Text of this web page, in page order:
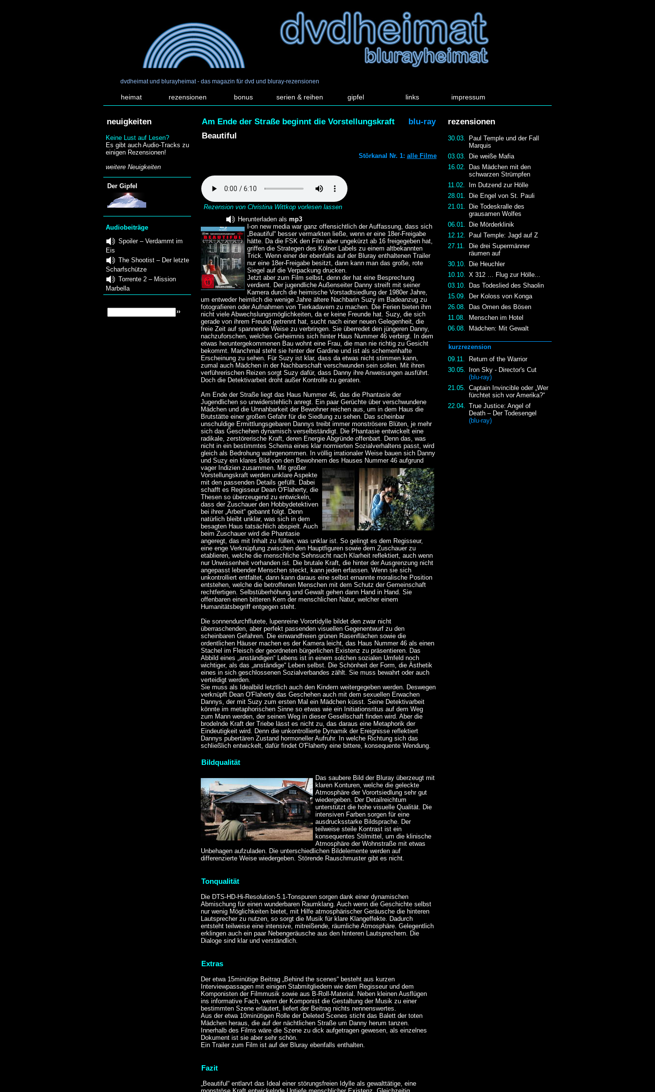
dvdheimat und blurayheimat - das magazin für dvd und bluray-rezensionen
heimat rezensionen bonus serien & reihen gipfel links impressum
neuigkeiten
Keine Lust auf Lesen?
Es gibt auch Audio-Tracks zu
einigen Rezensionen!
weitere Neuigkeiten
Der Gipfel
Audiobeiträge
Spoiler – Verdammt im
Eis
The Shootist – Der letzte
Scharfschütze
Torrente 2 – Mission
Marbella
rezensionen
30.03.
Paul Temple und der Fall
Marquis
03.03.
Die weiße Mafia
16.02.
Das Mädchen mit den
schwarzen Strümpfen
11.02.
Im Dutzend zur Hölle
28.01.
Die Engel von St. Pauli
21.01.
Die Todeskralle des
grausamen Wolfes
06.01.
Die Mörderklinik
12.12.
Paul Temple: Jagd auf Z
27.11.
Die drei Supermänner
räumen auf
30.10.
Die Heuchler
10.10.
X 312 … Flug zur Hölle...
03.10.
Das Todeslied des Shaolin
15.09.
Der Koloss von Konga
26.08.
Das Omen des Bösen
11.08.
Menschen im Hotel
06.08.
Mädchen: Mit Gewalt
kurzrezension
09.11.
Return of the Warrior
30.05.
Iron Sky - Director's Cut
(blu-ray)
21.05.
Captain Invincible oder „Wer
fürchtet sich vor Amerika?“
22.04.
True Justice: Angel of
Death – Der Todesengel
(blu-ray)
blu-ray
Am Ende der Straße beginnt die Vorstellungskraft
Beautiful
Störkanal Nr. 1: alle Filme
Rezension von Christina Wittkop vorlesen lassen
Herunterladen als mp3
I-on new media war ganz offensichtlich der Auffassung, dass sich
„Beautiful“ besser vermarkten ließe, wenn er eine 18er-Freigabe
hätte. Da die FSK den Film aber ungekürzt ab 16 freigegeben hat,
griffen die Strategen des Kölner Labels zu einem altbekannten
Trick. Wenn einer der ebenfalls auf der Bluray enthaltenen Trailer
nur eine 18er-Freigabe besitzt, dann kann man das große, rote
Siegel auf die Verpackung drucken.
Jetzt aber zum Film selbst, denn der hat eine Besprechung
verdient. Der jugendliche Außenseiter Danny streift mit seiner
Kamera durch die heimische Vorstadtsiedlung der 1980er Jahre,
um entweder heimlich die wenige Jahre ältere Nachbarin Suzy im Badeanzug zu
fotografieren oder Aufnahmen von Tierkadavern zu machen. Die Ferien bieten ihm
nicht viele Abwechslungsmöglichkeiten, da er keine Freunde hat. Suzy, die sich
gerade von ihrem Freund getrennt hat, sucht nach einer neuen Gelegenheit, die
freie Zeit auf spannende Weise zu verbringen. Sie überredet den jüngeren Danny,
nachzuforschen, welches Geheimnis sich hinter Haus Nummer 46 verbirgt. In dem
etwas heruntergekommenen Bau wohnt eine Frau, die man nie richtig zu Gesicht
bekommt. Manchmal steht sie hinter der Gardine und ist als schemenhafte
Erscheinung zu sehen. Für Suzy ist klar, dass da etwas nicht stimmen kann,
zumal auch Mädchen in der Nachbarschaft verschwunden sein sollen. Mit ihren
verführerischen Reizen sorgt Suzy dafür, dass Danny ihre Anweisungen ausführt.
Doch die Detektivarbeit droht außer Kontrolle zu geraten.
Am Ende der Straße liegt das Haus Nummer 46, das die Phantasie der
Jugendlichen so unwiderstehlich anregt. Ein paar Gerüchte über verschwundene
Mädchen und die Unnahbarkeit der Bewohner reichen aus, um in dem Haus die
Brutstätte einer großen Gefahr für die Siedlung zu sehen. Das scheinbar
unschuldige Ermittlungsgebaren Dannys treibt immer monströsere Blüten, je mehr
sich das Geschehen dynamisch verselbständigt. Die Phantasie entwickelt eine
radikale, zerstörerische Kraft, deren Energie Abgründe offenbart. Denn das, was
nicht in ein bestimmtes Schema eines klar normierten Sozialverhaltens passt, wird
gleich als Bedrohung wahrgenommen. In völlig irrationaler Weise bauen sich Danny
und Suzy ein klares Bild von den Bewohnern des Hauses Nummer 46 aufgrund
vager Indizien zusammen. Mit großer
Vorstellungskraft werden unklare Aspekte
mit den passenden Details gefüllt. Dabei
schafft es Regisseur Dean O'Flaherty, die
Thesen so überzeugend zu entwickeln,
dass der Zuschauer den Hobbydetektiven
bei ihrer „Arbeit“ gebannt folgt. Denn
natürlich bleibt unklar, was sich in dem
besagten Haus tatsächlich abspielt. Auch
beim Zuschauer wird die Phantasie
angeregt, das mit Inhalt zu füllen, was unklar ist. So gelingt es dem Regisseur,
eine enge Verknüpfung zwischen den Hauptfiguren sowie dem Zuschauer zu
etablieren, welche die menschliche Sehnsucht nach Klarheit reflektiert, auch wenn
nur Unwissenheit vorhanden ist. Die brutale Kraft, die hinter der Ausgrenzung nicht
angepasst lebender Menschen steckt, kann jeden erfassen. Wenn sie sich
unkontrolliert entfaltet, dann kann daraus eine selbst ernannte moralische Position
entstehen, welche die betroffenen Menschen mit dem Schutz der Gemeinschaft
rechtfertigen. Selbstüberhöhung und Gewalt gehen dann Hand in Hand. Sie
offenbaren einen bitteren Kern der menschlichen Natur, welcher einem
Humanitätsbegriff entgegen steht.
Die sonnendurchflutete, lupenreine Vorortidylle bildet den zwar nicht
überraschenden, aber perfekt passenden visuellen Gegenentwurf zu den
scheinbaren Gefahren. Die einwandfreien grünen Rasenflächen sowie die
ordentlichen Häuser machen es der Kamera leicht, das Haus Nummer 46 als einen
Stachel im Fleisch der geordneten bürgerlichen Existenz zu präsentieren. Das
Abbild eines „anständigen“ Lebens ist in einem solchen sozialen Umfeld noch
wichtiger, als das „anständige“ Leben selbst. Die Schönheit der Form, die Ästhetik
eines in sich geschlossenen Sozialverbandes zählt. Sie muss bewahrt oder auch
verteidigt werden.
Sie muss als Idealbild letztlich auch den Kindern weitergegeben werden. Deswegen
verknüpft Dean O'Flaherty das Geschehen auch mit dem sexuellen Erwachen
Dannys, der mit Suzy zum ersten Mal ein Mädchen küsst. Seine Detektivarbeit
könnte im metaphorischen Sinne so etwas wie ein Initiationsritus auf dem Weg
zum Mann werden, der seinen Weg in dieser Gesellschaft finden wird. Aber die
brodelnde Kraft der Triebe lässt es nicht zu, das daraus eine Metaphorik der
Eindeutigkeit wird. Denn die unkontrollierte Dynamik der Ereignisse reflektiert
Dannys pubertären Zustand hormoneller Aufruhr. In welche Richtung sich das
schließlich entwickelt, dafür findet O'Flaherty eine bittere, konsequente Wendung.
Bildqualität
Das saubere Bild der Bluray überzeugt mit
klaren Konturen, welche die geleckte
Atmosphäre der Vorortsiedlung sehr gut
wiedergeben. Der Detailreichtum
unterstützt die hohe visuelle Qualität. Die
intensiven Farben sorgen für eine
ausdrucksstarke Bildsprache. Der
teilweise steile Kontrast ist ein
konsequentes Stilmittel, um die klinische
Atmosphäre der Wohnstraße mit etwas
Unbehagen aufzuladen. Die unterschiedlichen Bildelemente werden auf
differenzierte Weise wiedergeben. Störende Rauschmuster gibt es nicht.
Tonqualität
Die DTS-HD-Hi-Resolution-5.1-Tonspuren sorgen dank einer dynamischen
Abmischung für einen wunderbaren Raumklang. Auch wenn die Geschichte selbst
nur wenig Möglichkeiten bietet, mit Hilfe atmosphärischer Geräusche die hinteren
Lautsprecher zu nutzen, so sorgt die Musik für klare Klangeffekte. Dadurch
entsteht teilweise eine intensive, mitreißende, räumliche Atmosphäre. Gelegentlich
erklingen auch ein paar Nebengeräusche aus den hinteren Lautsprechern. Die
Dialoge sind klar und verständlich.
Extras
Der etwa 15minütige Beitrag „Behind the scenes“ besteht aus kurzen
Interviewpassagen mit einigen Stabmitgliedern wie dem Regisseur und dem
Komponisten der Filmmusik sowie aus B-Roll-Material. Neben kleinen Ausflügen
ins informative Fach, wenn der Komponist die Gestaltung der Musik zu einer
bestimmten Szene erläutert, liefert der Beitrag nichts nennenswertes.
Aus der etwa 10minütigen Rolle der Deleted Scenes sticht das Balett der toten
Mädchen heraus, die auf der nächtlichen Straße um Danny herum tanzen.
Innerhalb des Films wäre die Szene zu dick aufgetragen gewesen, als einzelnes
Dokument ist sie aber sehr schön.
Ein Trailer zum Film ist auf der Bluray ebenfalls enthalten.
Fazit
„Beautiful“ entlarvt das Ideal einer störungsfreien Idylle als gewalttätige, eine